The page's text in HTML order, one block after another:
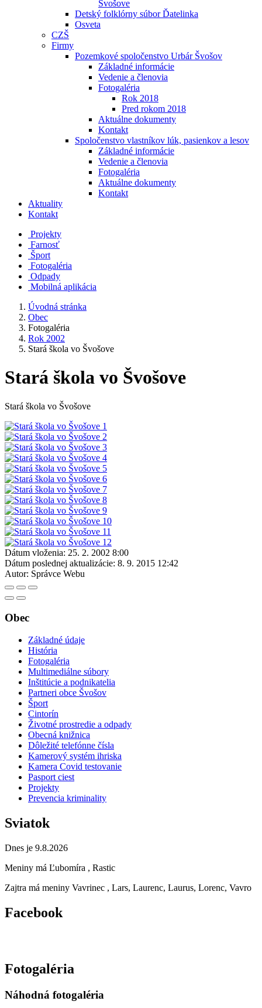
Švošove
Detský folklórny súbor Ďatelinka
Osveta
CZŠ
Firmy
Pozemkové spoločenstvo Urbár Švošov
Základné informácie
Vedenie a členovia
Fotogaléria
Rok 2018
Pred rokom 2018
Aktuálne dokumenty
Kontakt
Spoločenstvo vlastníkov lúk, pasienkov a lesov
Základné informácie
Vedenie a členovia
Fotogaléria
Aktuálne dokumenty
Kontakt
Aktuality
Kontakt
Projekty
Farnosť
Šport
Fotogaléria
Odpady
Mobilná aplikácia
Úvodná stránka
Obec
Fotogaléria
Rok 2002
Stará škola vo Švošove
Stará škola vo Švošove
Stará škola vo Švošove
Dátum vloženia: 25. 2. 2002 8:00
Dátum poslednej aktualizácie: 8. 9. 2015 12:42
Autor: Správce Webu
Obec
Základné údaje
História
Fotogaléria
Multimediálne súbory
Inštitúcie a podnikatelia
Partneri obce Švošov
Šport
Cintorín
Životné prostredie a odpady
Obecná knižnica
Dôležité telefónne čísla
Kamerový systém ihriska
Kamera Covid testovanie
Pasport ciest
Projekty
Prevencia kriminality
Sviatok
Dnes je 9.8.2026
Meniny má Ľubomíra , Rastic
Zajtra má meniny Vavrinec , Lars, Laurenc, Laurus, Lorenc, Vavro
Facebook
Fotogaléria
Náhodná fotogaléria